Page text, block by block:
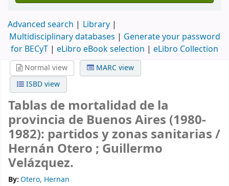
Advanced search
Library
Multidisciplinary databases | Generate your password
for BECyT | eLibro eBook selection | eLibro Collection
Normal view
MARC view
ISBD view
Tablas de mortalidad de la
provincia de Buenos Aires (1980-
1982): partidos y zonas sanitarias /
Hernán Otero ; Guillermo
Velázquez.
By:Otero, Hernan